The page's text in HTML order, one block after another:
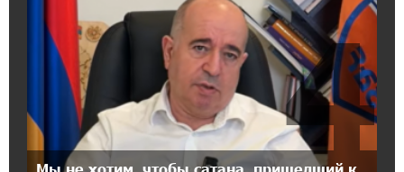
сохраняются. А мы что делаем?
18:04:39 13-07-2026
День благодарности клиентам в Ванадзоре:
IDBank
Пашинян замотивирован уничтожить
Мы не хотим, чтобы сатана, пришедший к
4